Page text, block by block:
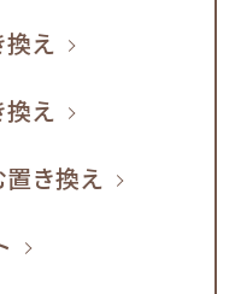
え
え
き換え